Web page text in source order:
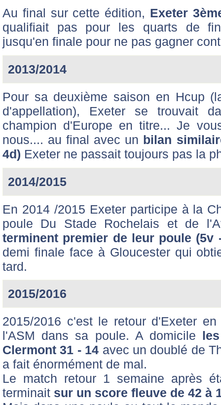
Au final sur cette édition, Exeter
qualifiait pas pour les quarts de
jusqu'en finale pour ne pas gagner
2013/2014
Pour sa deuxième saison en Hcup
d'appellation), Exeter se trouvait
champion d'Europe en titre... Je
nous.... au final avec un bilan
4d) Exeter ne passait toujours pas la
2014/2015
En 2014 /2015 Exeter participe à la
poule Du Stade Rochelais et de
terminent premier de leur poule (5v
demi finale face à Gloucester qui
tard.
2015/2016
2015/2016 c'est le retour d'Exeter
l'ASM dans sa poule. A domicile
Clermont 31 - 14 avec un doublé de
a fait énormément de mal.
Le match retour 1 semaine après
terminait sur un score fleuve de 42 à